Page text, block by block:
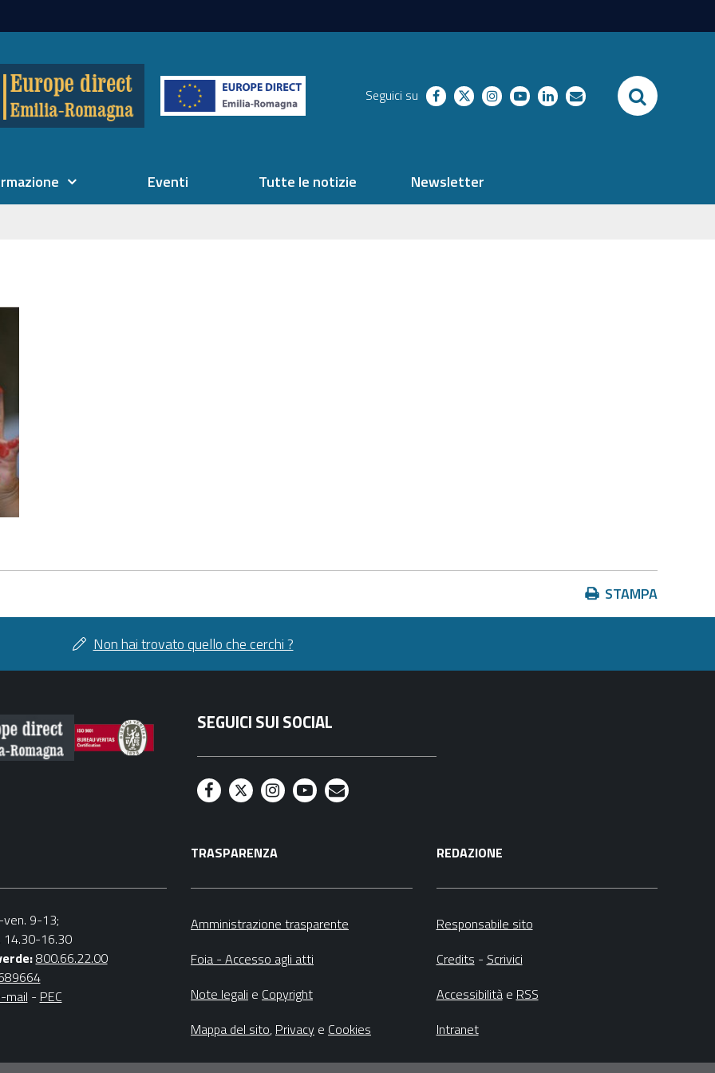
Seguici su facebooktwitterinstagram
youtubelinkedinrichieste SEARCH
Eventi Tutte le notizie Newsletter
Azioni
sul
STAMPA
Non hai trovato quello che cerchi ?
SEGUICI SUI SOCIAL
F
c
e
o
k
T
i
t
r
I
s
t
r
a
m
Y
t
e
M
l
ven. 9-13;
14.30-16.30
800.66.22.00
mail - PEC
TRASPARENZA
Amministrazione trasparente
Foia - Accesso agli atti
Note legali e Copyright
Mappa del sito, Privacy e Cookies
REDAZIONE
Responsabile sito
Credits - Scrivici
Accessibilitàe RSS
Intranet